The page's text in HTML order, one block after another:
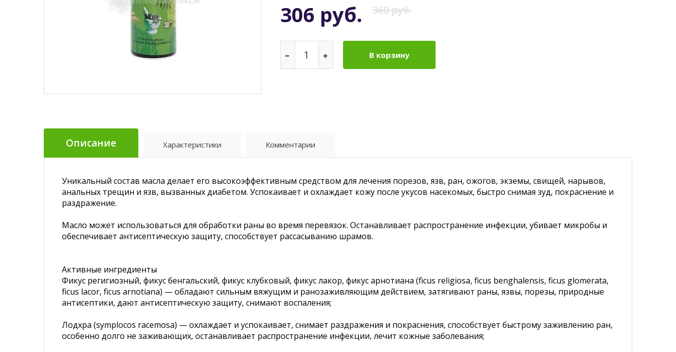
306 руб. 360 руб.
В корзину
Описание Характеристики Комментарии
Уникальный состав масла делает его высокоэффективным средством для лечения порезов, язв, ран, ожогов, экземы, свищей, нарывов,
анальных трещин и язв, вызванных диабетом. Успокаивает и охлаждает кожу после укусов насекомых, быстро снимая зуд, покраснение и
раздражение.
Масло может использоваться для обработки раны во время перевязок. Останавливает распространение инфекции, убивает микробы и
обеспечивает антисептическую защиту, способствует рассасыванию шрамов.
Активные ингредиенты
Фикуc регигиозный, фикус бенгальский, фикус клубковый, фикус лакор, фикус арнотиана (ficus religiosa, ficus benghalensis, ficus glomerata,
ficus lacor, ficus arnotiana) — обладают сильным вяжущим и ранозаживляющим действием, затягивают раны, язвы, порезы, природные
антисептики, дают антисептическую защиту, снимают воспаления;
Лодхра (symplocos racemosa) — охлаждает и успокаивает, снимает раздражения и покраснения, способствует быстрому заживлению ран,
особенно долго не заживающих, останавливает распространение инфекции, лечит кожные заболевания;